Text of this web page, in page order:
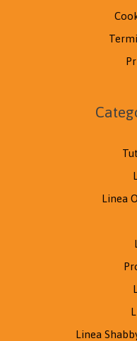
Linea
Linea